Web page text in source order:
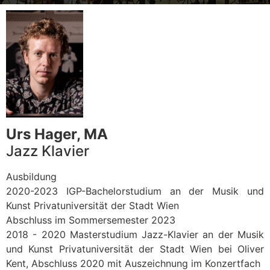
Urs Hager, MA
Jazz Klavier
Ausbildung
2020-2023 IGP-Bachelorstudium an der Musik und
Kunst Privatuniversität der Stadt Wien
Abschluss im Sommersemester 2023
2018 - 2020 Masterstudium Jazz-Klavier an der Musik
und Kunst Privatuniversität der Stadt Wien bei Oliver
Kent, Abschluss 2020 mit Auszeichnung im Konzertfach